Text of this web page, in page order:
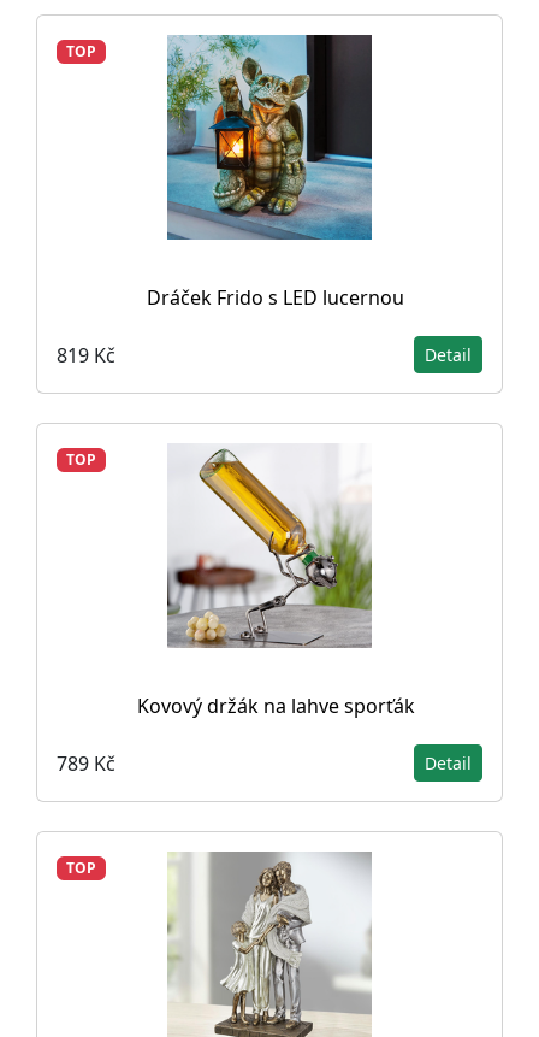
TOP
Dráček Frido s LED lucernou
819 Kč Detail
TOP
Kovový držák na lahve sporťák
789 Kč Detail
TOP